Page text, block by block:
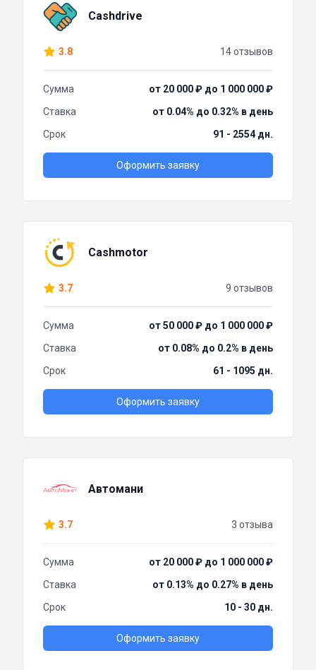
Cashdrive
3.8 14 отзывов
Сумма
от 20 000 ₽ до 1 000 000 ₽
Ставка
от 0.04% до 0.32% в день
Срок
91 - 2554 дн.
Оформить заявку
Cashmotor
3.7 9 отзывов
Сумма
от 50 000 ₽ до 1 000 000 ₽
Ставка
от 0.08% до 0.2% в день
Срок
61 - 1095 дн.
Оформить заявку
Автомани
3.7 3 отзыва
Сумма
от 20 000 ₽ до 1 000 000 ₽
Ставка
от 0.13% до 0.27% в день
Срок
10 - 30 дн.
Оформить заявку